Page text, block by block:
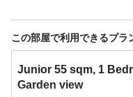
この部屋で利用できるプラ
Junior 55 sqm, 1
Garden view